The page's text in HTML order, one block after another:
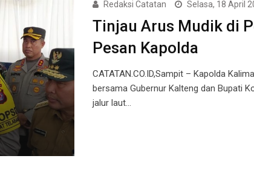
Redaksi Catatan Selasa, 18 April
Tinjau Arus Mudik di
Pesan Kapolda
CATATAN.CO.ID,Sampit – Kapolda
bersama Gubernur Kalteng dan Bupati
jalur laut…